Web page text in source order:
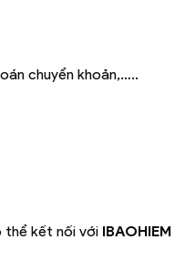
chuyển khoản,…..
thể kết nối với IBAOHIEM